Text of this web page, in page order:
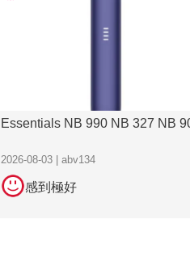
Essentials NB 990 NB 327 NB
2026-08-03 | abv134
感到極好